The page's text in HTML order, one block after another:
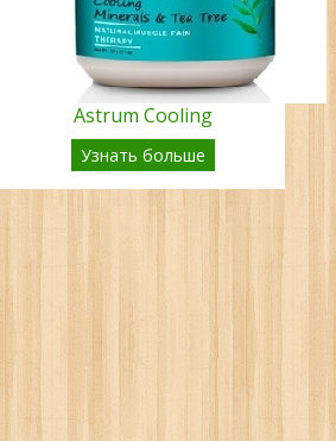
Astrum Cooling
Узнать больше